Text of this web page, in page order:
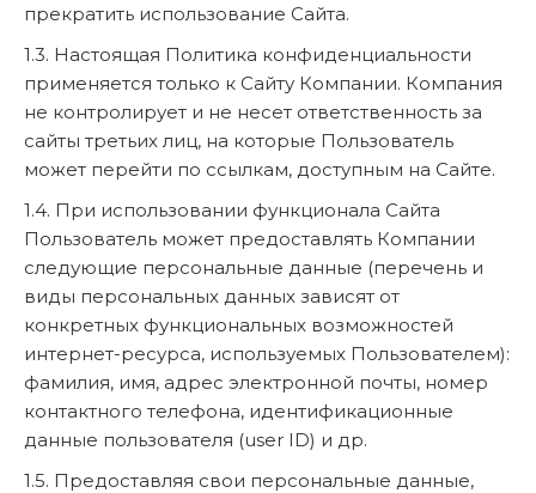
прекратить использование Сайта.
1.3. Настоящая Политика конфиденциальности
применяется только к Сайту Компании. Компания
не контролирует и не несет ответственность за
сайты третьих лиц, на которые Пользователь
может перейти по ссылкам, доступным на Сайте.
1.4. При использовании функционала Сайта
Пользователь может предоставлять Компании
следующие персональные данные (перечень и
виды персональных данных зависят от
конкретных функциональных возможностей
интернет-ресурса, используемых Пользователем):
фамилия, имя, адрес электронной почты, номер
контактного телефона, идентификационные
данные пользователя (user ID) и др.
1.5. Предоставляя свои персональные данные,